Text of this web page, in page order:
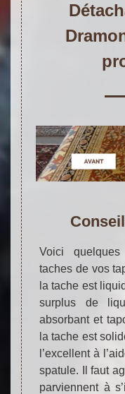
Voici
taches de vos
la tache est
surplus de
absorbant et
la tache est
l’excellent à
spatule. Il faut
parviennent à